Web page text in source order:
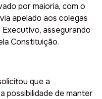
por maioria, com o
apelado aos colegas
assegurando
Constituição.
que a
possibilidade de manter